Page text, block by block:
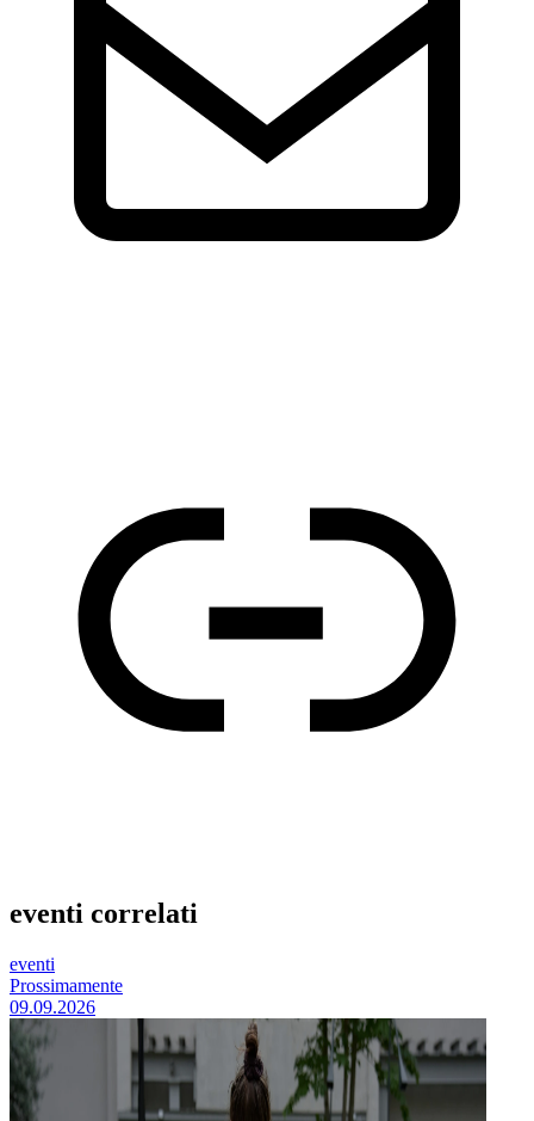
eventi correlati
eventi
Prossimamente
09.09.2026